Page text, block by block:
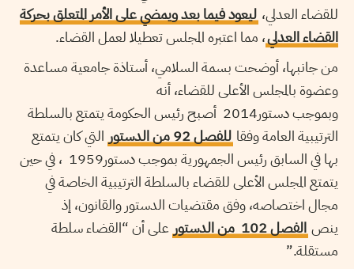
للقضاء العدلي، ليعود فيما بعد ويمضي على الأمر المتعلق بحركة
القضاء العدلي، مما اعتبره المجلس تعطيلا لعمل القضاء.
من جانبها، أوضحت بسمة السلامي، أستاذة جامعية مساعدة
وعضوة بالمجلس الأعلى للقضاء، أنه
وبموجب دستور2014 أصبح رئيس الحكومة يتمتع بالسلطة
الترتيبية العامة وفقا للفصل 92 من الدستور
التي كان يتمتع
بها في السابق رئيس الجمهورية بموجب دستور1959 ، في حين
يتمتع المجلس الأعلى للقضاء بالسلطة الترتيبية الخاصة في
مجال اختصاصه، وفق مقتضيات الدستور والقانون، إذ
ينص الفصل 102 من الدستور
على أن “القضاء سلطة
مستقلة.”